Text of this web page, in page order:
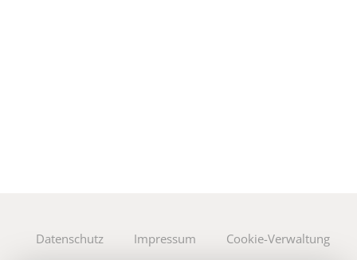
Datenschutz Impressum Cookie-Verwaltung